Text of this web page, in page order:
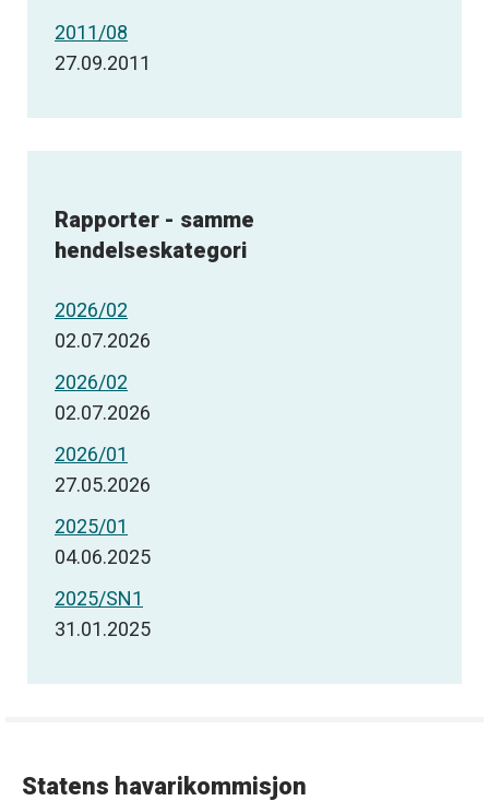
2011/08
27.09.2011
Rapporter - samme
hendelseskategori
2026/02
02.07.2026
2026/02
02.07.2026
2026/01
27.05.2026
2025/01
04.06.2025
2025/SN1
31.01.2025
Statens havarikommisjon